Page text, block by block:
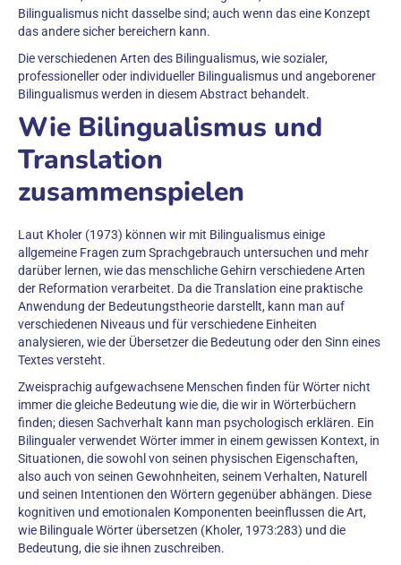
Bilingualismus nicht dasselbe sind; auch wenn das eine Konzept
das andere sicher bereichern kann.
Die verschiedenen Arten des Bilingualismus, wie sozialer,
professioneller oder individueller Bilingualismus und angeborener
Bilingualismus werden in diesem Abstract behandelt.
Wie Bilingualismus und
Translation
zusammenspielen
Laut Kholer (1973) können wir mit Bilingualismus einige
allgemeine Fragen zum Sprachgebrauch untersuchen und mehr
darüber lernen, wie das menschliche Gehirn verschiedene Arten
der Reformation verarbeitet. Da die Translation eine praktische
Anwendung der Bedeutungstheorie darstellt, kann man auf
verschiedenen Niveaus und für verschiedene Einheiten
analysieren, wie der Übersetzer die Bedeutung oder den Sinn eines
Textes versteht.
Zweisprachig aufgewachsene Menschen finden für Wörter nicht
immer die gleiche Bedeutung wie die, die wir in Wörterbüchern
finden; diesen Sachverhalt kann man psychologisch erklären. Ein
Bilingualer verwendet Wörter immer in einem gewissen Kontext, in
Situationen, die sowohl von seinen physischen Eigenschaften,
also auch von seinen Gewohnheiten, seinem Verhalten, Naturell
und seinen Intentionen den Wörtern gegenüber abhängen. Diese
kognitiven und emotionalen Komponenten beeinflussen die Art,
wie Bilinguale Wörter übersetzen (Kholer, 1973:283) und die
Bedeutung, die sie ihnen zuschreiben.